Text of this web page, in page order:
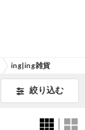
ing|ing雑貨
絞り込む